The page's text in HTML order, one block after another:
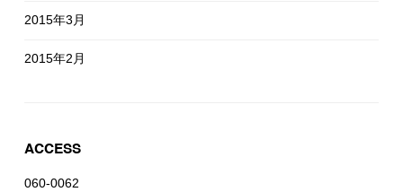
2015年3月
2015年2月
ACCESS
060-0062